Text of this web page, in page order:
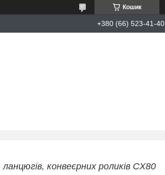
Кошик
+380 (66) 523-41-40
конвеєрних роликів СХ80